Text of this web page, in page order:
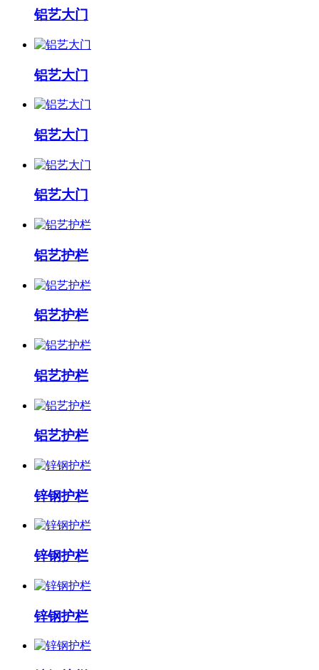
铝艺大门
铝艺大门
铝艺大门
铝艺大门
铝艺护栏
铝艺护栏
铝艺护栏
铝艺护栏
锌钢护栏
锌钢护栏
锌钢护栏